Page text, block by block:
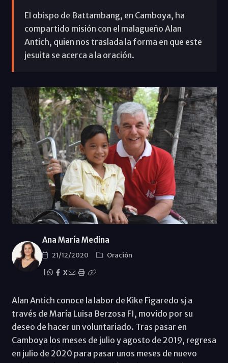
El obispo de Battambang, en Camboya, ha
compartido misión con el malagueño Alan
Antich, quien nos traslada la forma en que este
jesuita se acerca a la oración.
Ana María Medina
21/12/2020
Oración
X
Alan Antich conoce la labor de Kike Figaredo sj a
través de María Luisa Berzosa FI, movido por su
deseo de hacer un voluntariado. Tras pasar en
Camboya los meses de julio y agosto de 2019, regresa
en julio de 2020 para pasar unos meses de nuevo